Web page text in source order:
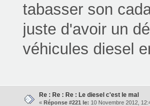
tabasser son
juste d'avoir un
véhicules diesel
Re : Re : Re : Le diesel c'est le mal
« Réponse #221 le: 10 Novembre 2012,